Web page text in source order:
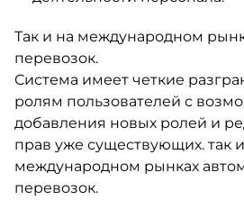
Так и на международном
перевозок.
Система имеет четкие
ролям пользователей с
добавления новых ролей и
прав уже существующих. так
международном рынках
перевозок.